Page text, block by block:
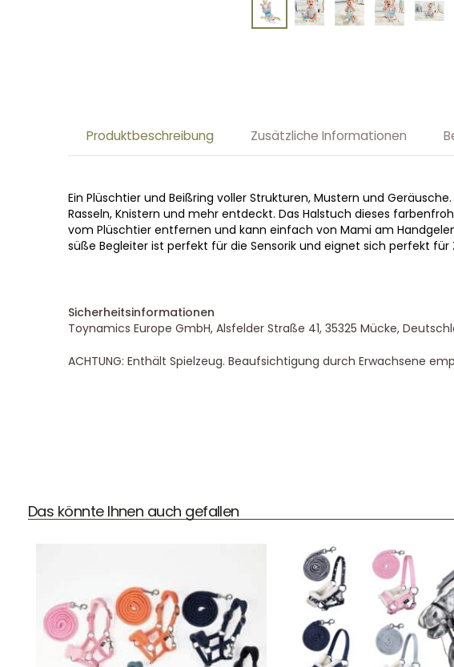
Produktbeschreibung Zusätzliche Informationen
Ein Plüschtier und Beißring voller Strukturen, Mustern und
Rasseln, Knistern und mehr entdeckt. Das Halstuch dieses
vom Plüschtier entfernen und kann einfach von Mami am
süße Begleiter ist perfekt für die Sensorik und eignet sich perfekt für
Sicherheitsinformationen
Toynamics Europe GmbH, Alsfelder Straße 41, 35325 Mücke,
ACHTUNG: Enthält Spielzeug. Beaufsichtigung durch Erwachsene
Das könnte Ihnen auch gefallen
DHL Versand
Mailund
Kauf